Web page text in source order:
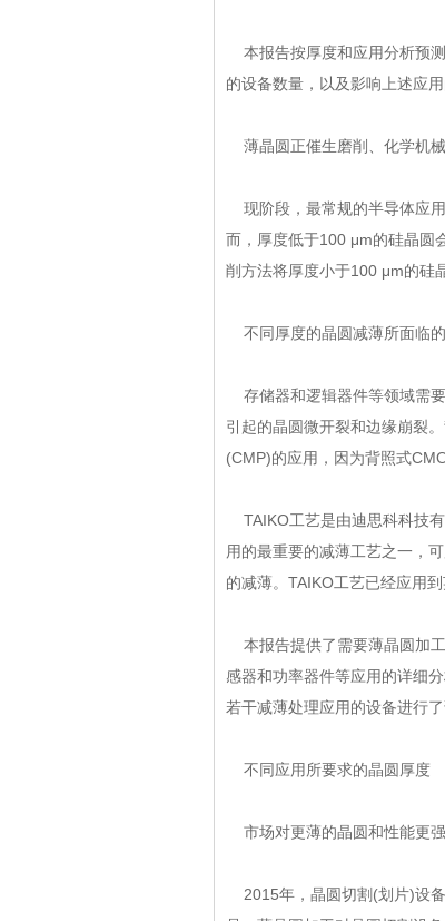
本报告按厚度和应用分析预测
的设备数量，以及影响上述应用
薄晶圆正催生磨削、化学
现阶段，最常规的半导体
而，厚度低于100 μm的硅晶圆
削方法将厚度小于100 μm的硅晶
不同厚度的晶圆减薄所面临
存储器和逻辑器件等领域需要
引起的晶圆微开裂和边缘崩裂
(CMP)的应用，因为背照式
TAIKO工艺是由迪思科科技有
用的最重要的减薄工艺之一
的减薄。TAIKO工艺已经应用
本报告提供了需要薄晶圆加
感器和功率器件等应用的详细分
若干减薄处理应用的设备进行了详
不同应用所要求的晶圆厚度
市场对更薄的晶圆和性能更强
2015年，晶圆切割(划片)设备